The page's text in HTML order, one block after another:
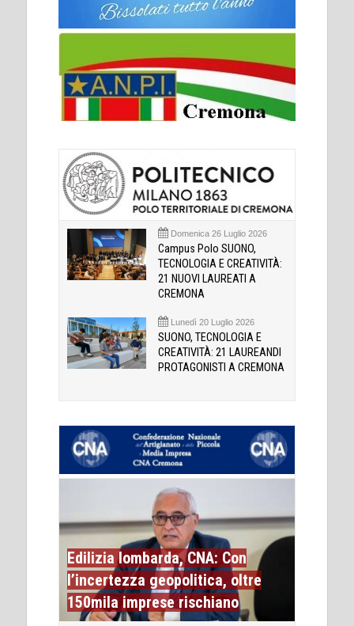
Domenica 26 Luglio 2026
Campus Polo SUONO,
TECNOLOGIA E CREATIVITÀ:
21 NUOVI LAUREATI A
CREMONA
Lunedì 20 Luglio 2026
SUONO, TECNOLOGIA E
CREATIVITÀ: 21 LAUREANDI
PROTAGONISTI A CREMONA
Edilizia lombarda, CNA: Con
l’incertezza geopolitica, oltre
150mila imprese rischiano